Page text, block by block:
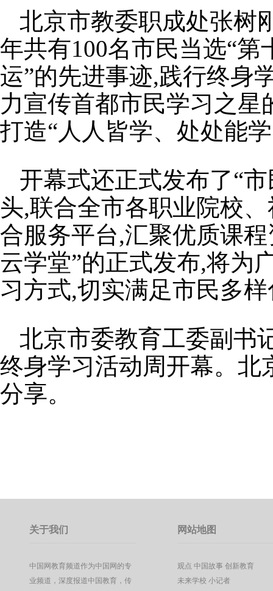
北京市教委职成处张树
年共有100名市民当选“
运”的先进事迹,践行终身
力宣传首都市民学习之
打造“人人皆学、处处能
开幕式还正式发布了“
头,联合全市各职业院校
合服务平台,汇聚优质课
云学堂”的正式发布,将为
习方式,切实满足市民多
北京市委教育工委副书
终身学习活动周开幕。北
分享。